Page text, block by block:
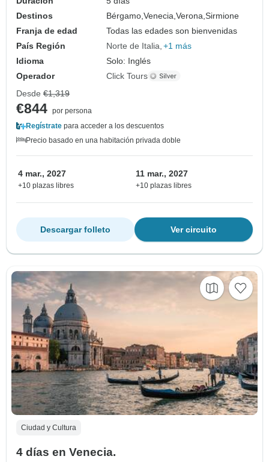
Destinos
Bérgamo,Venecia,Verona,Sirmione
Franja de edad
Todas las edades son bienvenidas
País Región
Norte de Italia +1 más
Idioma
Solo: Inglés
Operador
Click Tours
Desde €1,319
€844 por persona
Regístrate para acceder a los descuentos
Precio basado en una habitación privada doble
4 mar., 2027
+10 plazas libres
11 mar., 2027
+10 plazas libres
Ver circuito
Descargar folleto
Ciudad y Cultura
4 días en Venecia.